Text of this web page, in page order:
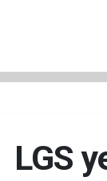
LGS